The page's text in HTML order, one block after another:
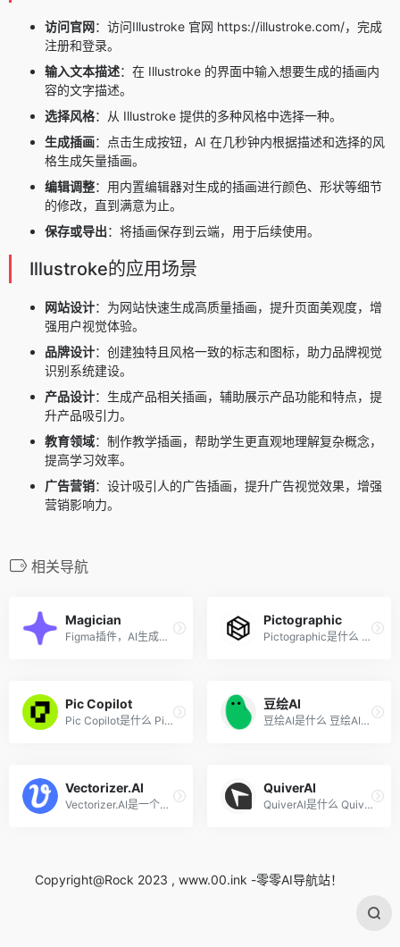
访问官网：访问Illustroke 官网 https://illustroke.com/，完成
注册和登录。
输入文本描述：在 Illustroke 的界面中输入想要生成的插画内
容的文字描述。
选择风格：从 Illustroke 提供的多种风格中选择一种。
生成插画：点击生成按钮，AI 在几秒钟内根据描述和选择的风
格生成矢量插画。
编辑调整：用内置编辑器对生成的插画进行颜色、形状等细节
的修改，直到满意为止。
保存或导出：将插画保存到云端，用于后续使用。
Illustroke的应用场景
网站设计：为网站快速生成高质量插画，提升页面美观度，增
强用户视觉体验。
品牌设计：创建独特且风格一致的标志和图标，助力品牌视觉
识别系统建设。
产品设计：生成产品相关插画，辅助展示产品功能和特点，提
升产品吸引力。
教育领域：制作教学插画，帮助学生更直观地理解复杂概念，
提高学习效率。
广告营销：设计吸引人的广告插画，提升广告视觉效果，增强
营销影响力。
相关导航
Magician
Figma插件，AI生成图标、图片...
Pictographic
Pictographic是什么 Pictogra...
Pic Copilot
Pic Copilot是什么 Pic Copil...
豆绘AI
豆绘AI是什么 豆绘AI是南京豆...
Vectorizer.AI
Vectorizer.AI是一个人工智能...
QuiverAI
QuiverAI是什么 QuiverAI 是...
Copyright@Rock 2023 , www.00.ink -零零AI导航站！